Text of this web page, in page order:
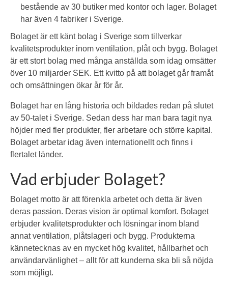
bestående av 30 butiker med kontor och lager. Bolaget
har även 4 fabriker i Sverige.
Bolaget är ett känt bolag i Sverige som tillverkar
kvalitetsprodukter inom ventilation, plåt och bygg. Bolaget
är ett stort bolag med många anställda som idag omsätter
över 10 miljarder SEK. Ett kvitto på att bolaget går framåt
och omsättningen ökar år för år.
Bolaget har en lång historia och bildades redan på slutet
av 50-talet i Sverige. Sedan dess har man bara tagit nya
höjder med fler produkter, fler arbetare och större kapital.
Bolaget arbetar idag även internationellt och finns i
flertalet länder.
Vad erbjuder Bolaget?
Bolaget motto är att förenkla arbetet och detta är även
deras passion. Deras vision är optimal komfort. Bolaget
erbjuder kvalitetsprodukter och lösningar inom bland
annat ventilation, plåtslageri och bygg. Produkterna
kännetecknas av en mycket hög kvalitet, hållbarhet och
användarvänlighet – allt för att kunderna ska bli så nöjda
som möjligt.